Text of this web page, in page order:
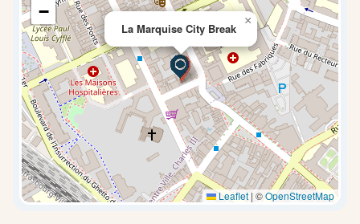
La Marquise City Break
×
−
Leaflet | ©OpenStreetMap